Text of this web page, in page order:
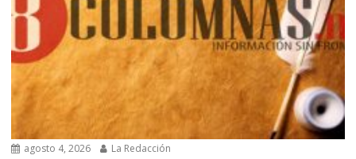
agosto 4, 2026 La Redacción